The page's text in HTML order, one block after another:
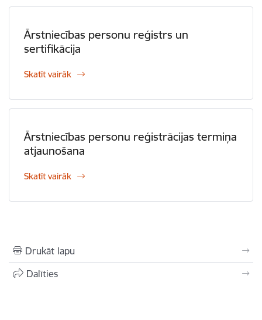
Ārstniecības personu reģistrs un
sertifikācija
Skatīt vairāk
Ārstniecības personu reģistrācijas termiņa
atjaunošana
Skatīt vairāk
Drukāt lapu
Dalīties